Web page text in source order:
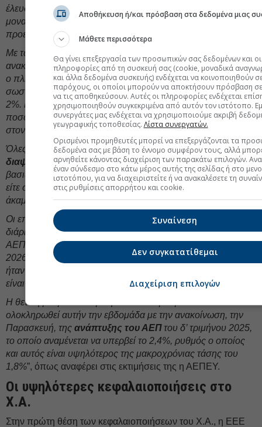
έλευσης μιας ύφεσης στην χώρα. Αυτή η εξέλιξη θα ήταν η
μοναδική λύση επίτευξης αποθέρμανσης των τιμών, που θα
προέκυπτε από την μείωση της ζήτησης.
Με τα μάκρο όμως δεδομένα Ιανουαρίου που
ανακοινώθηκαν την προηγούμενη εβδομάδα, διαφαίνεται ότι
ο πληθωρισμός αποκλιμακώθηκε στο 2,5% και βρίσκεται στο
σωστό μονοπάτι για την επίτευξη του στόχου της FED για
2%. Παρά τις πρόσφατες απολύσεις στον δημόσιο τομέα, το
ποσοστό της ανεργίας υποχώρησε στο 4,3%, πολύ κοντά
στον μακροχρόνιο στόχο ισορροπίας του 4,2%.
Όλες οι “προφητείες” για επερχόμενες συμφορές
διαψεύστηκαν.Το ηθικό των αμερικανών καταναλωτών
βασιζόμενο είτε στην αίσθηση του πλούτου (wealth effect),
είτε στην πραγματική αύξηση των μισθών παραμένει
άκαμπτο.
Οι επενδύσεις στον τομέα της
τεχνητής νοημοσύνης
διάρκεια του 2025, συνεισέφεραν περίπου 1% στο συνολικό
ΑΕΠ της χώρας, ενώ το ίδιο ποσοστό αναμένεται και για το
2026. Ευνοϊκή για την ανάπτυξη του προηγούμενου έτους
ήταν και η δημοσιονομική επέκταση, η οποία αναμένεται να
είναι ισχυρότερη το τρέχον έτος.
Η θετική μακροοικονομική εικόνα εκτιμούμε ότι θα
ολοκληρωθεί αυτήν την εβδομάδα με την ανακοίνωση, την
Παρασκευή, της ανάπτυξης του ΑΕΠτου δ’ τριμήνου 2025,
το οποίο αναμένεται να υπερβεί το 2,4%, ρυθμός ο οποίος
και αυτός είναι υψηλότερος της μακροχρόνιας τάσης του
1,8%”, όπως αναφέρει στις εκτιμήσεις της η ΑΕΠΕΥ.
Οι υψηλότερες κεφαλαιοποιήσεις στο
Χ.Α.
Στην πρώτη θέση των κεφαλαιοποιήσεων του Χ.Α., η ΕΕΕ
Αποθήκευση ή/και πρόσβαση στα δεδομένα μιας
Μάθετε περισσότερα
Θα γίνει επεξεργασία των προσωπικών σας δεδομένων και οι
πληροφορίες από τη συσκευή σας (cookie, μοναδικά
και άλλα δεδομένα συσκευής) ενδέχεται να κοινοποιηθούν
παρόχους, οι οποίοι μπορούν να αποκτήσουν πρόσβαση
να τις αποθηκεύσουν. Αυτές οι πληροφορίες ενδέχεται
χρησιμοποιηθούν συγκεκριμένα από αυτόν τον ιστότοπο.
συνεργάτες μας ενδέχεται να χρησιμοποιούμε ακριβή
γεωγραφικής τοποθεσίας. Λίστα συνεργατών.
Ορισμένοι προμηθευτές μπορεί να επεξεργάζονται τα
δεδομένα σας με βάση το έννομο συμφέρον τους, αλλά
αρνηθείτε κάνοντας διαχείριση των παρακάτω επιλογών.
έναν σύνδεσμο στο κάτω μέρος αυτής της σελίδας ή στο
ιστοτόπου, για να διαχειριστείτε ή να ανακαλέσετε τη
στις ρυθμίσεις απορρήτου και cookie.
Συναίνεση
Δεν συγκατατίθεμαι
Διαχείριση επιλογών